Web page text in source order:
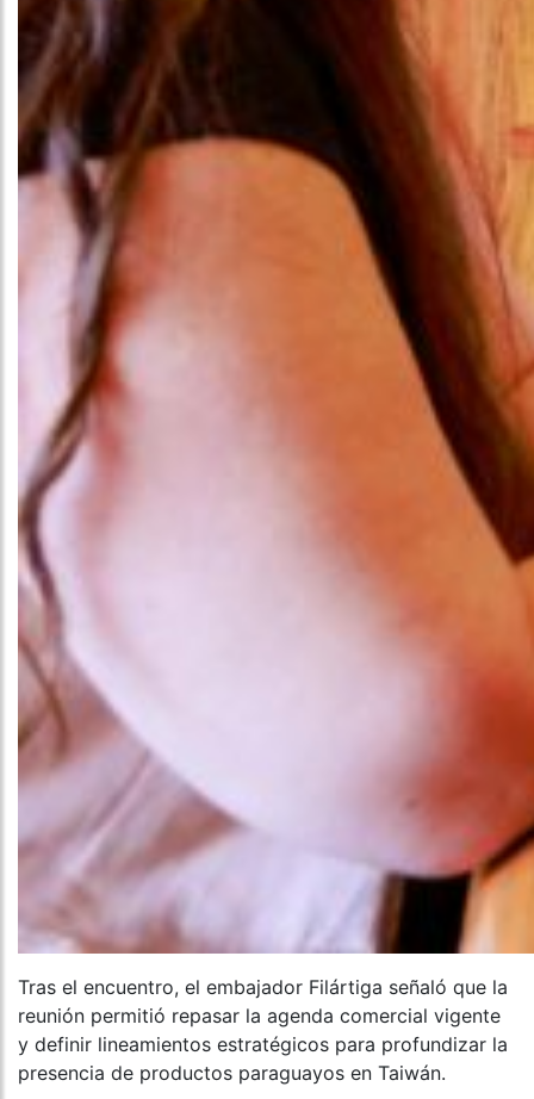
Tras el encuentro, el embajador Filártiga señaló que la
reunión permitió repasar la agenda comercial vigente
y definir lineamientos estratégicos para profundizar la
presencia de productos paraguayos en Taiwán.